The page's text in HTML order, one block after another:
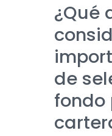
¿Qué
de
fondo